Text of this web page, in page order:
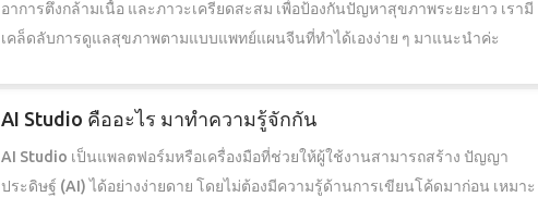
อาการตึงกล้ามเนื้อ และภาวะเครียดสะสม เพื่อป้องกันปัญหาสุขภาพระยะยาว เรามี
เคล็ดลับการดูแลสุขภาพตามแบบแพทย์แผนจีนที่ทำได้เองง่าย ๆ มาแนะนำค่ะ
AI Studio คืออะไร มาทำความรู้จักกัน
AI Studio เป็นแพลตฟอร์มหรือเครื่องมือที่ช่วยให้ผู้ใช้งานสามารถสร้าง ปัญญา
ประดิษฐ์ (AI) ได้อย่างง่ายดาย โดยไม่ต้องมีความรู้ด้านการเขียนโค้ดมาก่อน เหมาะ